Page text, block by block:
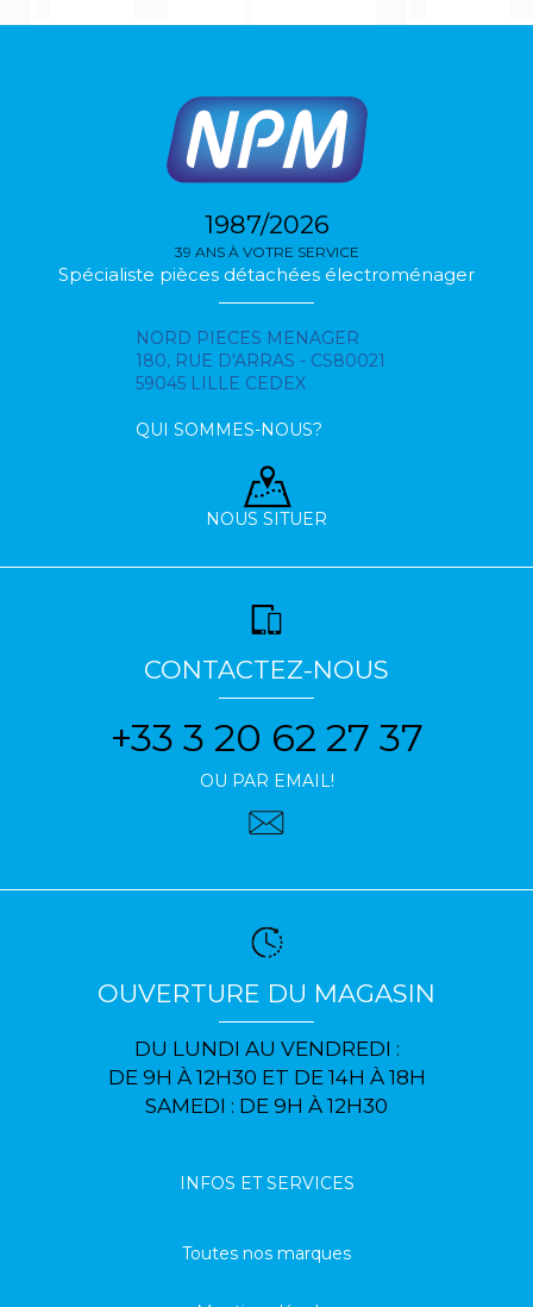
1987/2026
39 ANS À VOTRE SERVICE
Spécialiste pièces détachées électroménager
NORD PIECES MENAGER
180, RUE D'ARRAS - CS80021
59045 LILLE CEDEX
QUI SOMMES-NOUS?
NOUS SITUER
CONTACTEZ-NOUS
+33 3 20 62 27 37
OU PAR EMAIL!
OUVERTURE DU MAGASIN
DU LUNDI AU VENDREDI :
DE 9H À 12H30 ET DE 14H À 18H
SAMEDI : DE 9H À 12H30
INFOS ET SERVICES
Toutes nos marques